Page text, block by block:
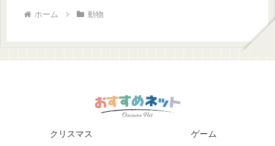
ホーム 動物
クリスマス
ゲーム